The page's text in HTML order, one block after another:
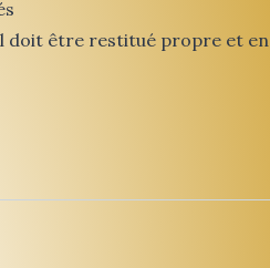
doit être restitué propre et en